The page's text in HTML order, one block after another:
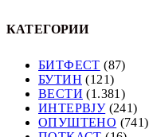
КАТЕГОРИИ
БИТФЕСТ (87)
БУТИН (121)
ВЕСТИ (1.381)
ИНТЕРВЈУ(241)
ОПУШТЕНО (741)